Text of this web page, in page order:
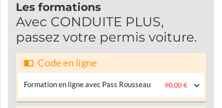
Les formations
Avec CONDUITE PLUS,
passez votre permis voiture.
Code en ligne
Formation en ligne avec Pass Rousseau 90.00 €